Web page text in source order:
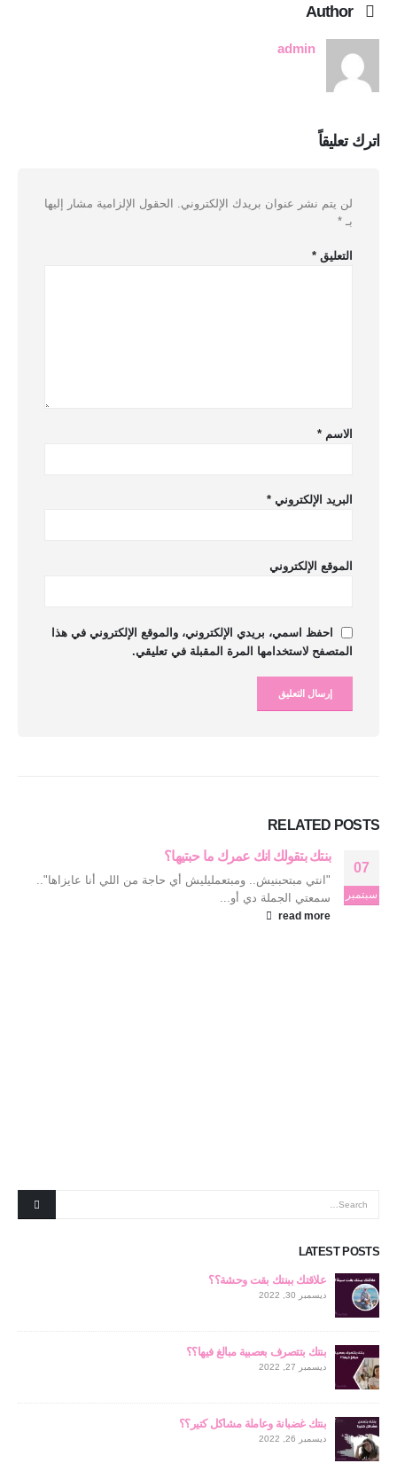
Author
admin
اترك تعليقاً
لن يتم نشر عنوان بريدك الإلكتروني.
الحقول الإلزامية مشار إليها
بـ *
التعليق *
الاسم *
البريد الإلكتروني *
الموقع الإلكتروني
احفظ اسمي، بريدي الإلكتروني، والموقع الإلكتروني في هذا
المتصفح لاستخدامها المرة المقبلة في تعليقي.
RELATED POSTS
07
سبتمبر
بنتك بتقولك انك عمرك ما حبتيها؟
"انتي مبتحبنيش.. ومبتعمليليش أي حاجة من اللي أنا عايزاها"..
سمعتي الجملة دي أو...
read more
LATEST POSTS
علاقتك ببنتك بقت وحشة؟؟
ديسمبر 30, 2022
بنتك بتتصرف بعصبية مبالغ فيها؟؟
ديسمبر 27, 2022
بنتك غضبانة وعاملة مشاكل كتير؟؟
ديسمبر 26, 2022